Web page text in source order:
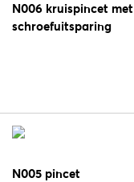
N006 kruispincet met
schroefuitsparing
N005 pincet